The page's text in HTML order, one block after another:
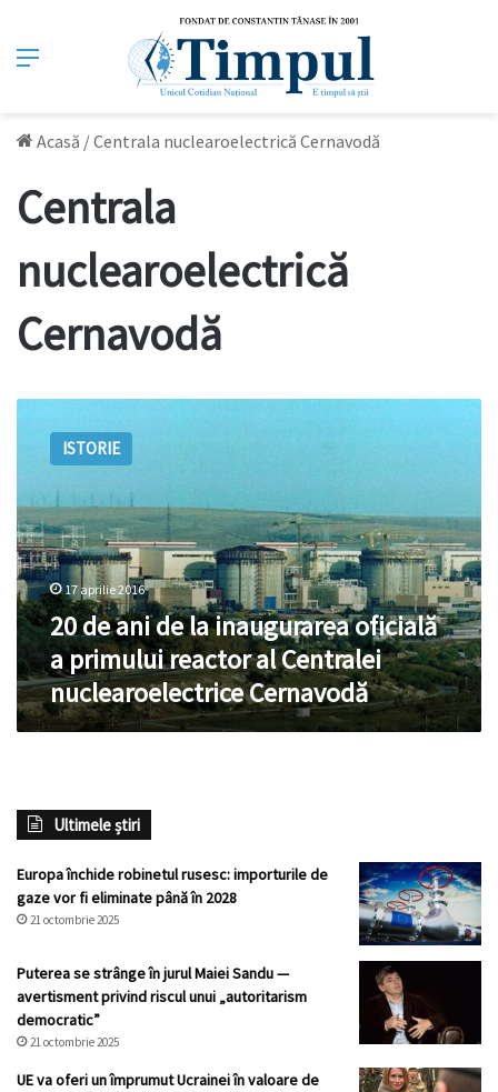
Meniu
Acasă /Centrala nuclearoelectrică Cernavodă
Centrala
nuclearoelectrică
Cernavodă
la
inaugurarea
oficială
a
primului
reactor
al
Centralei
nuclearoelectrice
Cernavodă
ISTORIE
17 aprilie 2016
20 de ani de la inaugurarea oficială
a primului reactor al Centralei
nuclearoelectrice Cernavodă
Ultimele știri
Europa închide robinetul rusesc: importurile de
gaze vor fi eliminate până în 2028
21 octombrie 2025
Puterea se strânge în jurul Maiei Sandu —
avertisment privind riscul unui „autoritarism
democratic”
21 octombrie 2025
UE va oferi un împrumut Ucrainei în valoare de